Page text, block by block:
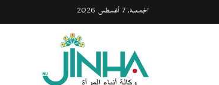
الجمعـة, 7 أغسطس 2026